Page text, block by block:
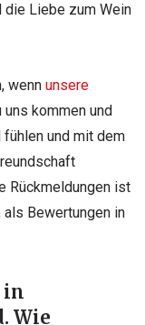
die Liebe zum Wein
wenn unsere
kommen und
und mit dem
Rückmeldungen ist
Bewertungen in
in
Wie